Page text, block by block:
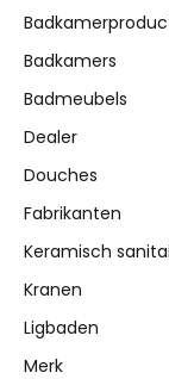
Badkamers
Badmeubels
Dealer
Douches
Fabrikanten
Keramisch
Kranen
Ligbaden
Merk